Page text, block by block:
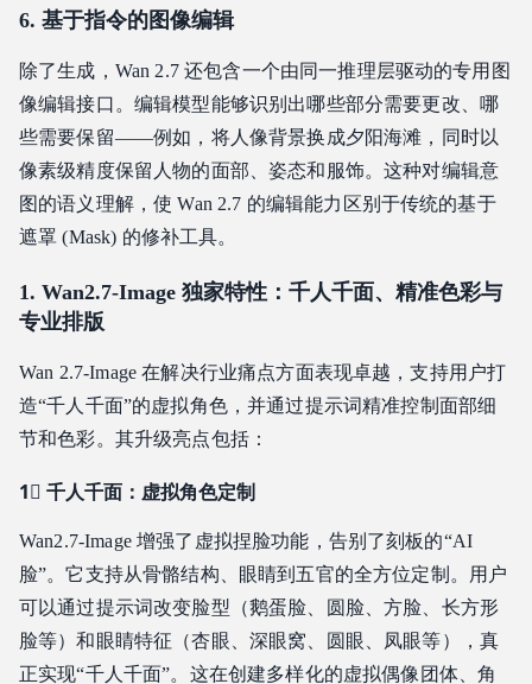
6. 基于指令的图像编辑
除了生成，Wan 2.7 还包含一个由同一推理层驱动的专用图
像编辑接口。编辑模型能够识别出哪些部分需要更改、哪
些需要保留——例如，将人像背景换成夕阳海滩，同时以
像素级精度保留人物的面部、姿态和服饰。这种对编辑意
图的语义理解，使 Wan 2.7 的编辑能力区别于传统的基于
遮罩 (Mask) 的修补工具。
1. Wan2.7‑Image 独家特性：千人千面、精准色彩与
专业排版
Wan 2.7‑Image 在解决行业痛点方面表现卓越，支持用户打
造“千人千面”的虚拟角色，并通过提示词精准控制面部细
节和色彩。其升级亮点包括：
1⃣ 千人千面：虚拟角色定制
Wan2.7‑Image 增强了虚拟捏脸功能，告别了刻板的“AI
脸”。它支持从骨骼结构、眼睛到五官的全方位定制。用户
可以通过提示词改变脸型（鹅蛋脸、圆脸、方脸、长方形
脸等）和眼睛特征（杏眼、深眼窝、圆眼、凤眼等），真
正实现“千人千面”。这在创建多样化的虚拟偶像团体、角